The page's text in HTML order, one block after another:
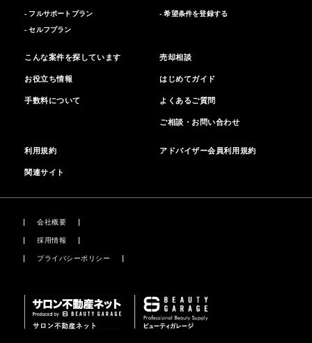
- フルサポートプラン
- セルフプラン
- 希望条件を登録する
こんな案件を探しています
お役立ち情報
手数料について
売却相談
はじめてガイド
よくあるご質問
ご相談・お問い合わせ
利用規約 アドバイザー会員利用規約
関連サイト
会社概要
採用情報
プライバシーポリシー